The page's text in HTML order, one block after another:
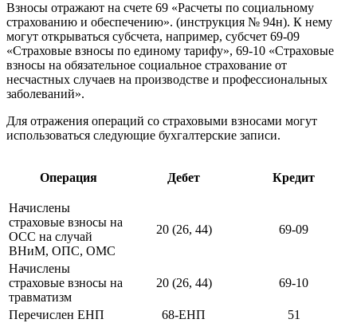
Взносы отражают на счете 69 «Расчеты по социальному
страхованию и обеспечению». (инструкция № 94н). К нему
могут открываться субсчета, например, субсчет 69-09
«Страховые взносы по единому тарифу», 69-10 «Страховые
взносы на обязательное социальное страхование от
несчастных случаев на производстве и профессиональных
заболеваний».
Для отражения операций со страховыми взносами могут
использоваться следующие бухгалтерские записи.
Операция Дебет Кредит
Начислены
страховые взносы на
ОСС на случай
ВНиМ, ОПС, ОМС
20 (26, 44) 69-09
Начислены
страховые взносы на
травматизм
20 (26, 44) 69-10
Перечислен ЕНП 68-ЕНП
51